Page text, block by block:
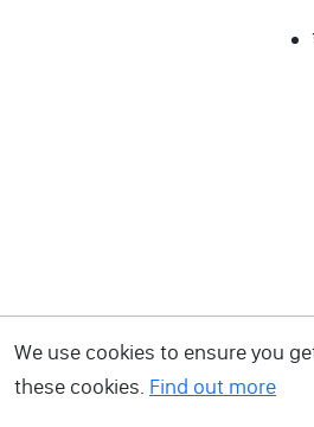
We use cookies to ensure you
these cookies. Find out more